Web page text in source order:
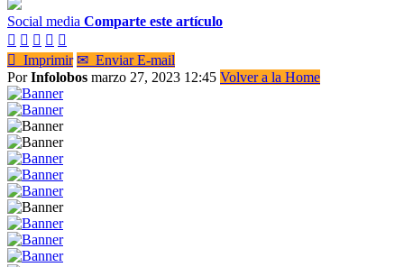
Social media Comparte este artículo
    
 Imprimir ✉ Enviar E-mail
PorInfolobos marzo 27, 2023 12:45 Volver a la Home